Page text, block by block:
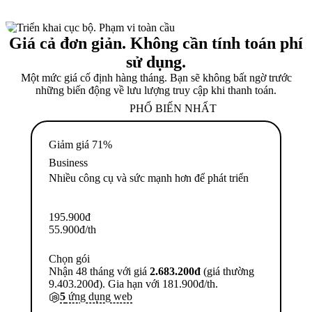
Giá cả đơn giản. Không cần tính toán phí
sử dụng.
Một mức giá cố định hàng tháng. Bạn sẽ không bất ngờ trước
những biến động về lưu lượng truy cập khi thanh toán.
PHỔ BIẾN NHẤT
Giảm giá 71%
Business
Nhiều công cụ và sức mạnh hơn để phát triển
195.900đ
55.900đ/th
Chọn gói
Nhận 48 tháng với giá 2.683.200đ (giá thường
9.403.200đ). Gia hạn với 181.900đ/th.
5 ứng dụng web